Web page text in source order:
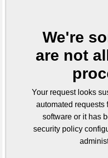
We're
are not
Your request looks
automated requests
software or it has
security policy